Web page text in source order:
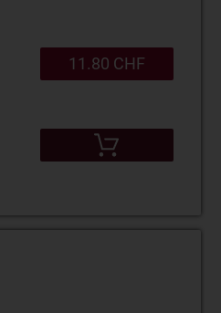
11.80 CHF